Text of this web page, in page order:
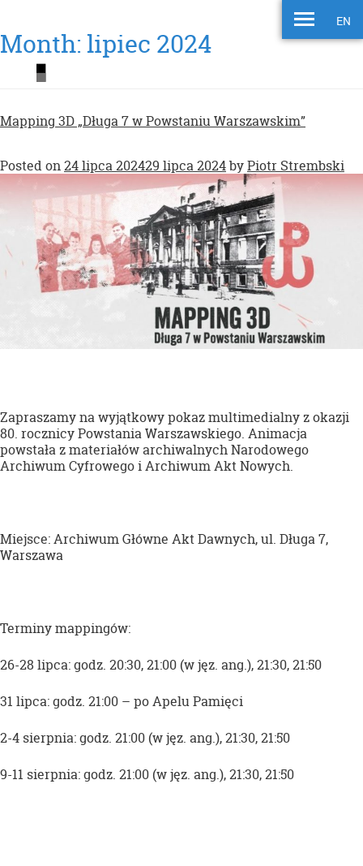
EN
Month: lipiec 2024
Mapping 3D „Długa 7 w Powstaniu Warszawskim”
Posted on24 lipca 202429 lipca 2024byPiotr Strembski
Zapraszamy na wyjątkowy pokaz multimedialny z okazji
80. rocznicy Powstania Warszawskiego. Animacja
powstała z materiałów archiwalnych Narodowego
Archiwum Cyfrowego i Archiwum Akt Nowych.
Miejsce: Archiwum Główne Akt Dawnych, ul. Długa 7,
Warszawa
Terminy mappingów:
26-28 lipca: godz. 20:30, 21:00 (w jęz. ang.), 21:30, 21:50
31 lipca: godz. 21:00 – po Apelu Pamięci
2-4 sierpnia: godz. 21:00 (w jęz. ang.), 21:30, 21:50
9-11 sierpnia: godz. 21:00 (w jęz. ang.), 21:30, 21:50